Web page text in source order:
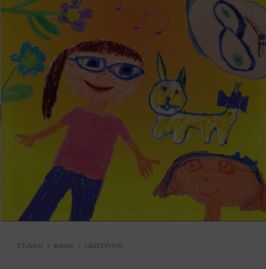
ETUSIVU / KIRJAT / LÄHETYSTYÖ